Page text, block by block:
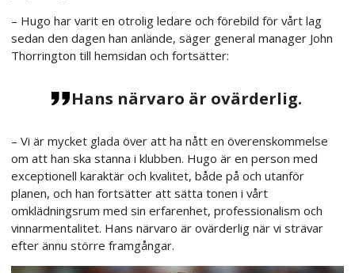
– Hugo har varit en otrolig ledare och förebild för vårt lag
sedan den dagen han anlände, säger general manager John
Thorrington till hemsidan och fortsätter:
Hans närvaro är ovärderlig.
– Vi är mycket glada över att ha nått en överenskommelse
om att han ska stanna i klubben. Hugo är en person med
exceptionell karaktär och kvalitet, både på och utanför
planen, och han fortsätter att sätta tonen i vårt
omklädningsrum med sin erfarenhet, professionalism och
vinnarmentalitet. Hans närvaro är ovärderlig när vi strävar
efter ännu större framgångar.